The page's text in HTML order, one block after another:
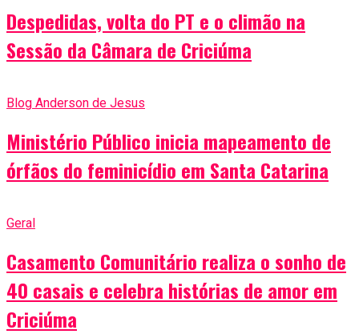
Despedidas, volta do PT e o climão na
Sessão da Câmara de Criciúma
Blog Anderson de Jesus
Ministério Público inicia mapeamento de
órfãos do feminicídio em Santa Catarina
Geral
Casamento Comunitário realiza o sonho de
40 casais e celebra histórias de amor em
Criciúma